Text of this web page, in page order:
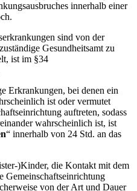
innerhalb einer
sind von der
Gesundheitsamt zu
ist im §34
Erkrankungen, bei denen ein
ist oder vermutet
auftreten, sodass
wahrscheinlich ist, ist
“ innerhalb von 24 Std. an das
)Kinder, die Kontakt mit dem
Gemeinschaftseinrichtung
von der Art und Dauer